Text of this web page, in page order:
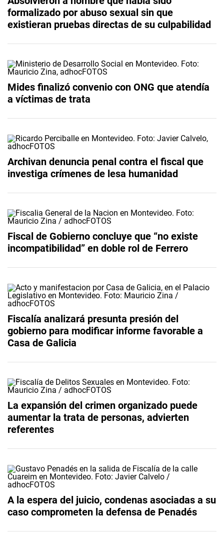
formalizado por abuso sexual sin que
existieran pruebas directas de su culpabilidad
Mides finalizó convenio con ONG que atendía
a víctimas de trata
Archivan denuncia penal contra el fiscal que
investiga crímenes de lesa humanidad
Fiscal de Gobierno concluye que “no existe
incompatibilidad” en doble rol de Ferrero
Fiscalía analizará presunta presión del
gobierno para modificar informe favorable a
Casa de Galicia
La expansión del crimen organizado puede
aumentar la trata de personas, advierten
referentes
A la espera del juicio, condenas asociadas a su
caso comprometen la defensa de Penadés